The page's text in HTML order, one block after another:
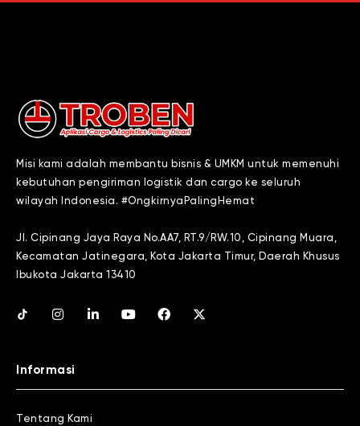
Misi kami adalah membantu bisnis & UMKM untuk memenuhi
kebutuhan pengiriman logistik dan cargo ke seluruh
wilayah Indonesia. #OngkirnyaPalingHemat
Jl. Cipinang Jaya Raya No.AA7, RT.9/RW.10, Cipinang Muara,
Kecamatan Jatinegara, Kota Jakarta Timur, Daerah Khusus
Ibukota Jakarta 13410
Informasi
Tentang Kami